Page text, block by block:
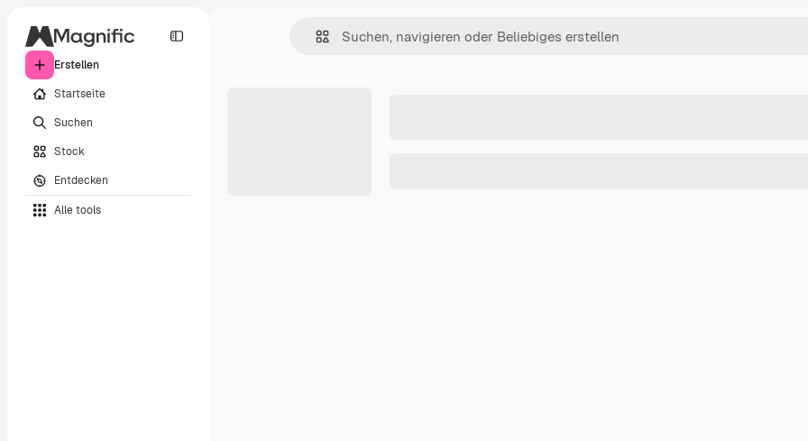
Erstellen
Startseite
Suchen
Stock
Entdecken
Alle tools